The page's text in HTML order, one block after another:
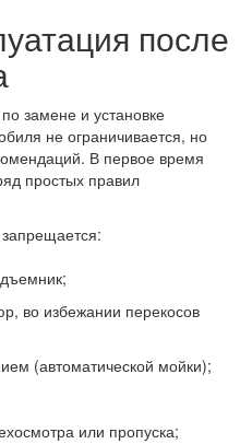
после
замене и установке
не ограничивается, но
В первое время
простых правил
во избежании перекосов
(автоматической мойки);
или пропуска;